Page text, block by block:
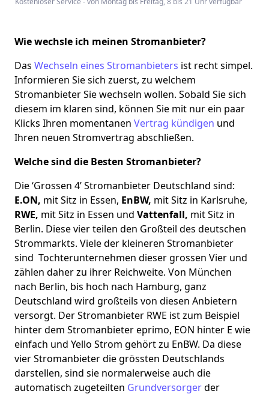
Wie wechsle ich meinen Stromanbieter?
Das Wechseln eines Stromanbieters ist recht simpel.
Informieren Sie sich zuerst, zu welchem
Stromanbieter Sie wechseln wollen. Sobald Sie sich
diesem im klaren sind, können Sie mit nur ein paar
Klicks Ihren momentanen Vertrag kündigen und
Ihren neuen Stromvertrag abschließen.
Welche sind die Besten Stromanbieter?
Die ‘Grossen 4’ Stromanbieter Deutschland sind:
E.ON, mit Sitz in Essen, EnBW, mit Sitz in Karlsruhe,
RWE, mit Sitz in Essen und Vattenfall, mit Sitz in
Berlin. Diese vier teilen den Großteil des deutschen
Strommarkts. Viele der kleineren Stromanbieter
sind Tochterunternehmen dieser grossen Vier und
zählen daher zu ihrer Reichweite. Von München
nach Berlin, bis hoch nach Hamburg, ganz
Deutschland wird großteils von diesen Anbietern
versorgt. Der Stromanbieter RWE ist zum Beispiel
hinter dem Stromanbieter eprimo, EON hinter E wie
einfach und Yello Strom gehört zu EnBW. Da diese
vier Stromanbieter die grössten Deutschlands
darstellen, sind sie normalerweise auch die
automatisch zugeteilten Grundversorgerder